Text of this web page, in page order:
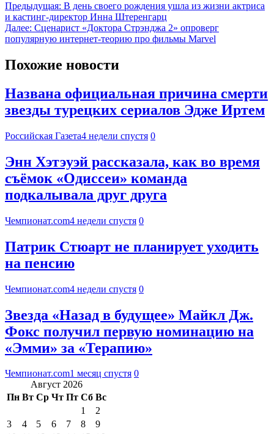
Предыдущая: В день своего рождения ушла из жизни актриса
и кастинг-директор Инна Штеренгарц
Далее: Сценарист «Доктора Стрэнджа 2» опроверг
популярную интернет-теорию про фильмы Marvel
Похожие новости
Названа официальная причина смерти
звезды турецких сериалов Эдже Иртем
Российская Газета4 недели спустя 0
Энн Хэтэуэй рассказала, как во время
съёмок «Одиссеи» команда
подкалывала друг друга
Чемпионат.com4 недели спустя 0
Патрик Стюарт не планирует уходить
на пенсию
Чемпионат.com4 недели спустя 0
Звезда «Назад в будущее» Майкл Дж.
Фокс получил первую номинацию на
«Эмми» за «Терапию»
Чемпионат.com1 месяц спустя 0
Август 2026
Пн Вт Ср Чт Пт Сб Вс
1
2
3
4 5 6 7 8
9